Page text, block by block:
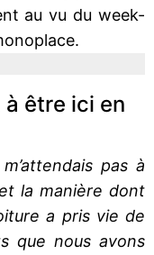
au vu du week-
à être ici en
pas à
la manière dont
a pris vie de
que nous avons